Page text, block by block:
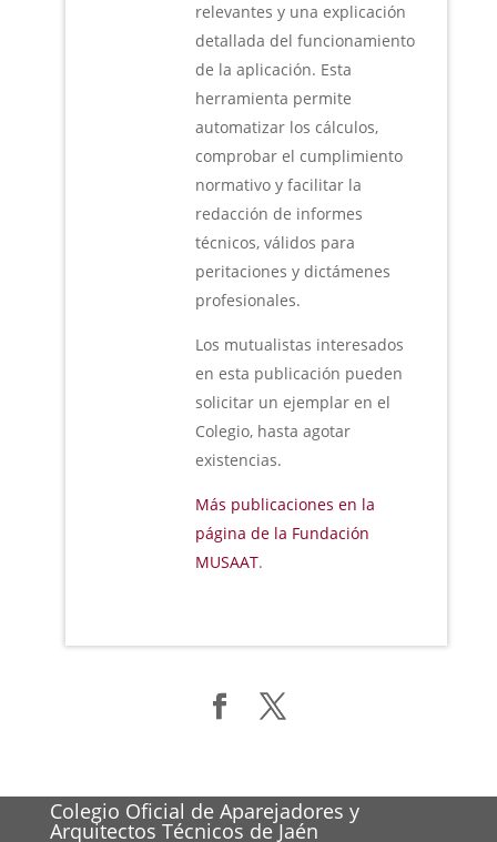
relevantes y una explicación
detallada del funcionamiento
de la aplicación. Esta
herramienta permite
automatizar los cálculos,
comprobar el cumplimiento
normativo y facilitar la
redacción de informes
técnicos, válidos para
peritaciones y dictámenes
profesionales.
Los mutualistas interesados
en esta publicación pueden
solicitar un ejemplar en el
Colegio, hasta agotar
existencias.
Más publicaciones en la
página de la Fundación
MUSAAT.
Colegio Oficial de Aparejadores y
Arquitectos Técnicos de Jaén